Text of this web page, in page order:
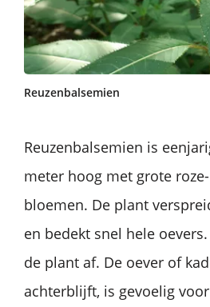
Reuzenbalsemien
Reuzenbalsemien is
meter hoog met grote
bloemen. De plant
en bedekt snel hele
de plant af. De oever of
achterblijft, is gevoelig